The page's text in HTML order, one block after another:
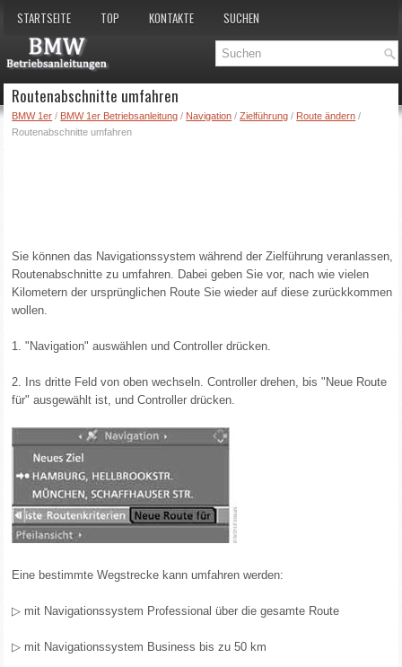
STARTSEITE TOP KONTAKTE SUCHEN
Routenabschnitte umfahren
BMW 1er / BMW 1er Betriebsanleitung / Navigation /Zielführung / Route ändern /
Routenabschnitte umfahren
Sie können das Navigationssystem während der Zielführung veranlassen,
Routenabschnitte zu umfahren. Dabei geben Sie vor, nach wie vielen
Kilometern der ursprünglichen Route Sie wieder auf diese zurückkommen
wollen.
1. "Navigation" auswählen und Controller drücken.
2. Ins dritte Feld von oben wechseln. Controller drehen, bis "Neue Route
für" ausgewählt ist, und Controller drücken.
Eine bestimmte Wegstrecke kann umfahren werden:
▷ mit Navigationssystem Professional über die gesamte Route
▷ mit Navigationssystem Business bis zu 50 km